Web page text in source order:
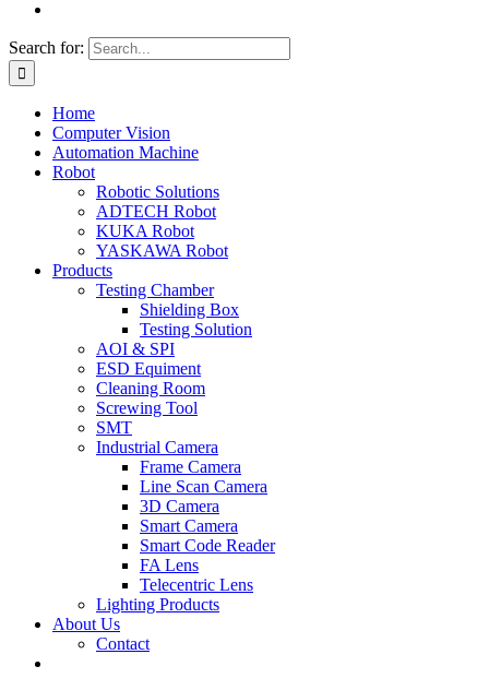
Search for:
Home
Computer Vision
Automation Machine
Robot
Robotic Solutions
ADTECH Robot
KUKA Robot
YASKAWA Robot
Products
Testing Chamber
Shielding Box
Testing Solution
AOI & SPI
ESD Equiment
Cleaning Room
Screwing Tool
SMT
Industrial Camera
Frame Camera
Line Scan Camera
3D Camera
Smart Camera
Smart Code Reader
FA Lens
Telecentric Lens
Lighting Products
About Us
Contact